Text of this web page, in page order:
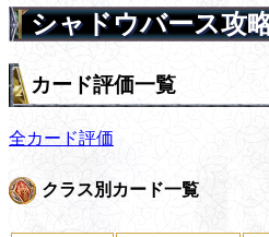
シャドウバース攻
カード評価一覧
全カード評価
クラス別カード一覧